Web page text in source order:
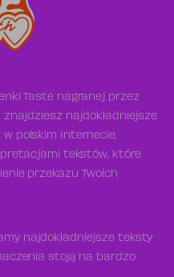
Taste nagranej przez
znajdziesz najdokładniejsze
polskim Internecie.
tekstów, które
przekazu Twoich
najdokładniejsze teksty
stoją na bardzo